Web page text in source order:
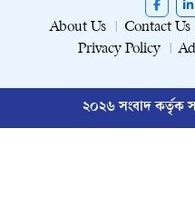
About Us Contact Us
Privacy Policy
২০২৬ সংবাদ কর্তৃক